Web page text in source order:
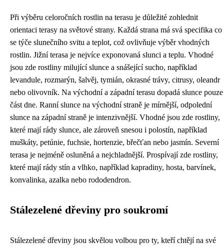
Při výběru celoročních rostlin na terasu je důležité zohlednit
orientaci terasy na světové strany. Každá strana má svá specifika co
se týče slunečního svitu a teplot, což ovlivňuje výběr vhodných
rostlin. Jižní terasa je nejvíce exponovaná slunci a teplu. Vhodné
jsou zde rostliny milující slunce a snášející sucho, například
levandule, rozmarýn, šalvěj, tymián, okrasné trávy, citrusy, oleandr
nebo olivovník. Na východní a západní terasu dopadá slunce pouze
část dne. Ranní slunce na východní straně je mírnější, odpolední
slunce na západní straně je intenzivnější. Vhodné jsou zde rostliny,
které mají rády slunce, ale zároveň snesou i polostín, například
muškáty, petúnie, fuchsie, hortenzie, břečťan nebo jasmín. Severní
terasa je nejméně osluněná a nejchladnější. Prospívají zde rostliny,
které mají rády stín a vlhko, například kapradiny, hosta, barvínek,
konvalinka, azalka nebo rododendron.
Stálezelené dřeviny pro soukromí
Stálezelené dřeviny jsou skvělou volbou pro ty, kteří chtějí na své